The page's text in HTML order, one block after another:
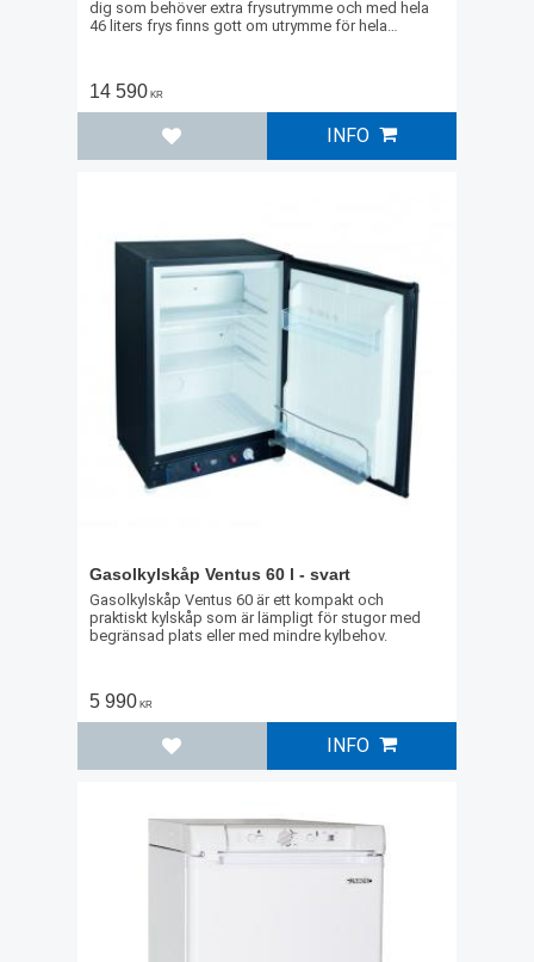
dig som behöver extra frysutrymme och med hela
46 liters frys finns gott om utrymme för hela
14 590KR
Lägg till i favoriter
INFO
Gasolkylskåp Ventus 60 l - svart
Gasolkylskåp Ventus 60 är ett kompakt och
praktiskt kylskåp som är lämpligt för stugor med
begränsad plats eller med mindre kylbehov.
5 990KR
Lägg till i favoriter
INFO